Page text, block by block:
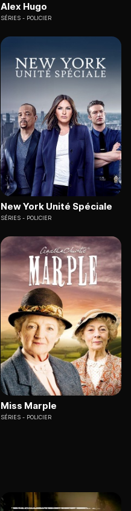
Alex Hugo
SÉRIES POLICIER
New York Unité Spéciale
SÉRIES POLICIER
Miss Marple
SÉRIES POLICIER